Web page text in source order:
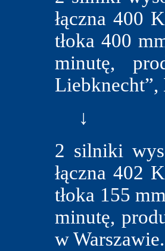
łączna 400
tłoka 400
minutę,
↓
2 silniki
łączna 402
tłoka 155
minutę,
w Warszawie.